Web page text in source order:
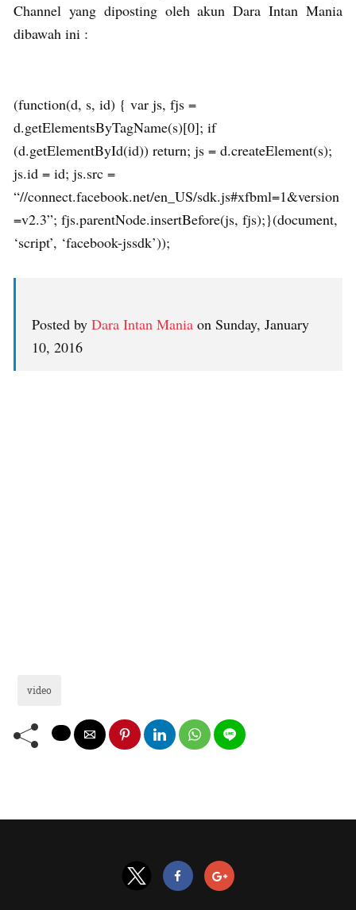
Channel yang diposting oleh akun Dara Intan Mania
dibawah ini :
(function(d, s, id) { var js, fjs =
d.getElementsByTagName(s)[0]; if
(d.getElementById(id)) return; js = d.createElement(s);
js.id = id; js.src =
“//connect.facebook.net/en_US/sdk.js#xfbml=1&version
=v2.3”; fjs.parentNode.insertBefore(js, fjs);}(document,
‘script’, ‘facebook-jssdk’));
Posted by Dara Intan Mania on Sunday, January
10, 2016
video